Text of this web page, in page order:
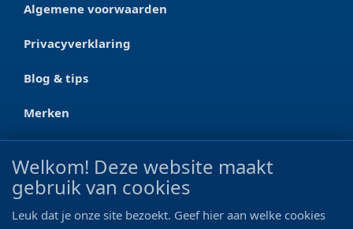
Algemene voorwaarden
Privacyverklaring
Blog & tips
Merken
CONTACT
Ootmarsumseweg 125a
Welkom! Deze website maakt
gebruik van cookies
Leuk dat je onze site bezoekt. Geef hier aan welke cookies